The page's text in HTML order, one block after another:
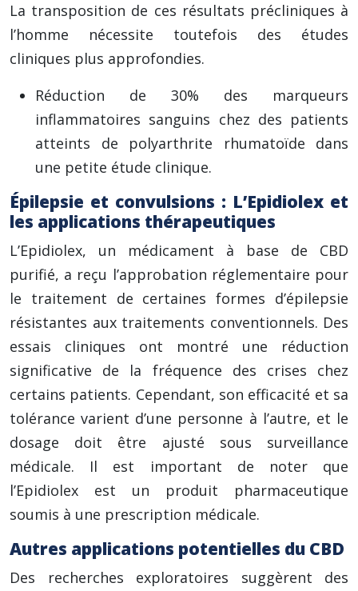
La transposition de ces résultats précliniques à
l’homme nécessite toutefois des études
cliniques plus approfondies.
Réduction de 30% des marqueurs
inflammatoires sanguins chez des patients
atteints de polyarthrite rhumatoïde dans
une petite étude clinique.
Épilepsie et convulsions : L’Epidiolex et
les applications thérapeutiques
L’Epidiolex, un médicament à base de CBD
purifié, a reçu l’approbation réglementaire pour
le traitement de certaines formes d’épilepsie
résistantes aux traitements conventionnels. Des
essais cliniques ont montré une réduction
significative de la fréquence des crises chez
certains patients. Cependant, son efficacité et sa
tolérance varient d’une personne à l’autre, et le
dosage doit être ajusté sous surveillance
médicale. Il est important de noter que
l’Epidiolex est un produit pharmaceutique
soumis à une prescription médicale.
Autres applications potentielles du CBD
Des recherches exploratoires suggèrent des